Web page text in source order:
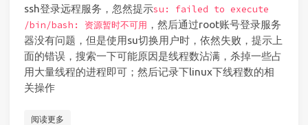
ssh登录远程服务，忽然提示su: failed to execute
/bin/bash: 资源暂时不可用 ，然后通过root账号登录服务
器没有问题，但是使用su切换用户时，依然失败，提示上
面的错误，搜索一下可能原因是线程数沾满，杀掉一些占
用大量线程的进程即可；然后记录下linux下线程数的相
关操作
阅读更多